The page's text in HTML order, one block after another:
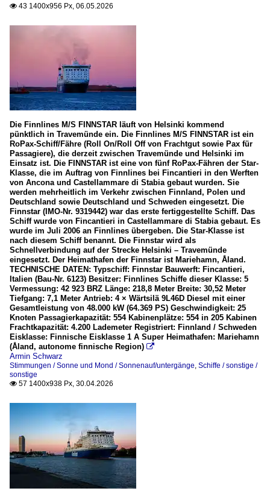
 43 1400x956 Px, 06.05.2026
Die Finnlines M/S FINNSTAR läuft von Helsinki kommend
pünktlich in Travemünde ein. Die Finnlines M/S FINNSTAR ist ein
RoPax-Schiff/Fähre (Roll On/Roll Off von Frachtgut sowie Pax für
Passagiere), die derzeit zwischen Travemünde und Helsinki im
Einsatz ist. Die FINNSTAR ist eine von fünf RoPax-Fähren der Star-
Klasse, die im Auftrag von Finnlines bei Fincantieri in den Werften
von Ancona und Castellammare di Stabia gebaut wurden. Sie
werden mehrheitlich im Verkehr zwischen Finnland, Polen und
Deutschland sowie Deutschland und Schweden eingesetzt. Die
Finnstar (IMO-Nr. 9319442) war das erste fertiggestellte Schiff. Das
Schiff wurde von Fincantieri in Castellammare di Stabia gebaut. Es
wurde im Juli 2006 an Finnlines übergeben. Die Star-Klasse ist
nach diesem Schiff benannt. Die Finnstar wird als
Schnellverbindung auf der Strecke Helsinki – Travemünde
eingesetzt. Der Heimathafen der Finnstar ist Mariehamn, Åland.
TECHNISCHE DATEN: Typschiff: Finnstar Bauwerft: Fincantieri,
Italien (Bau-Nr. 6123) Besitzer: Finnlines Schiffe dieser Klasse: 5
Vermessung: 42 923 BRZ Länge: 218,8 Meter Breite: 30,52 Meter
Tiefgang: 7,1 Meter Antrieb: 4 × Wärtsilä 9L46D Diesel mit einer
Gesamtleistung von 48.000 kW (64.369 PS) Geschwindigkeit: 25
Knoten Passagierkapazität: 554 Kabinenplätze: 554 in 205 Kabinen
Frachtkapazität: 4.200 Lademeter Registriert: Finnland / Schweden
Eisklasse: Finnische Eisklasse 1 A Super Heimathafen: Mariehamn
(Åland, autonome finnische Region) 
Armin Schwarz
Stimmungen / Sonne und Mond / Sonnenauf/untergänge Schiffe / sonstige /
sonstige
 57 1400x938 Px, 30.04.2026